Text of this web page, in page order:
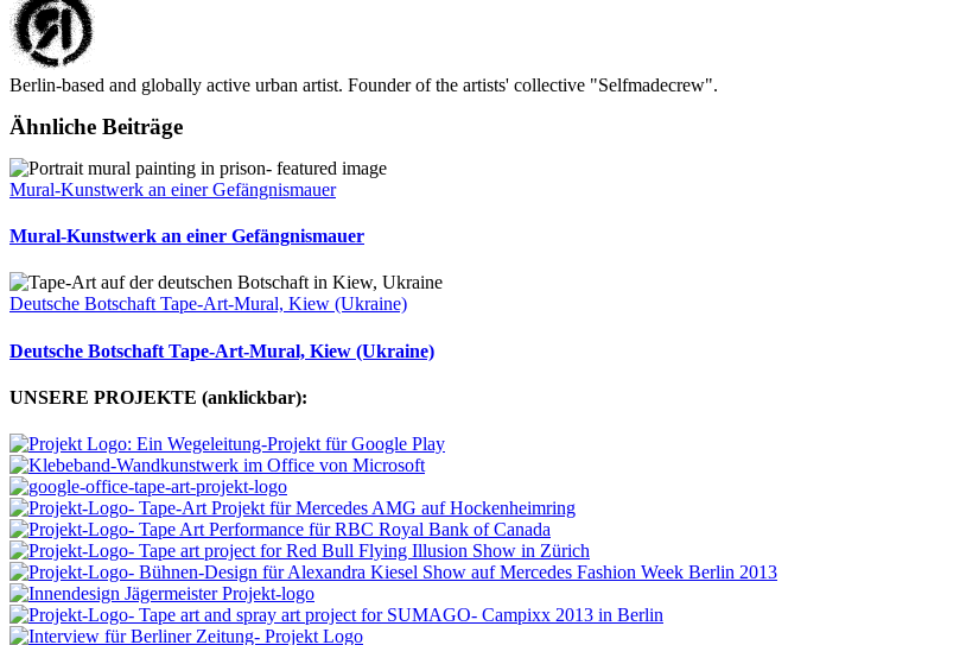
Berlin-based and globally active urban artist. Founder of the artists' collective "Selfmadecrew".
Ähnliche Beiträge
Mural-Kunstwerk an einer Gefängnismauer
Mural-Kunstwerk an einer Gefängnismauer
Deutsche Botschaft Tape-Art-Mural, Kiew (Ukraine)
Deutsche Botschaft Tape-Art-Mural, Kiew (Ukraine)
UNSERE PROJEKTE (anklickbar):